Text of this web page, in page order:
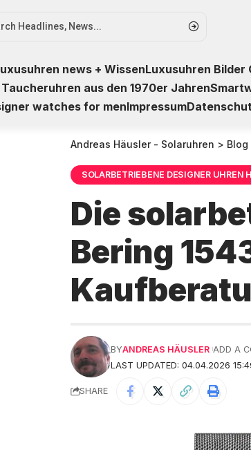
news + WissenLuxusuhren Bilder
aus den 1970er Jahren
watches for menImpressum
Andreas Häusler - Solaruhren > Blog
SOLARBETRIEBENE DESIGNER UHREN
Die
Bering
LAST UPDATED: 04.04.2026
BYANDREAS HÄUSLER ADD A
SHARE